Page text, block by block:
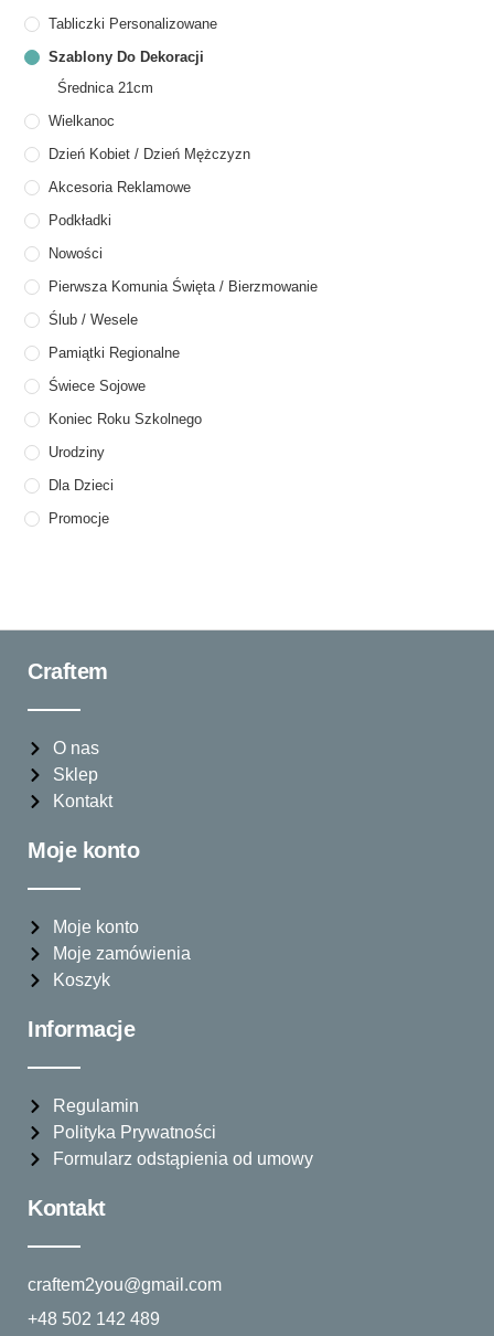
Tabliczki Personalizowane
Szablony Do Dekoracji
Średnica 21cm
Wielkanoc
Dzień Kobiet / Dzień Mężczyzn
Akcesoria Reklamowe
Podkładki
Nowości
Pierwsza Komunia Święta / Bierzmowanie
Ślub / Wesele
Pamiątki Regionalne
Świece Sojowe
Koniec Roku Szkolnego
Urodziny
Dla Dzieci
Promocje
Craftem
O nas
Sklep
Kontakt
Moje konto
Moje konto
Moje zamówienia
Koszyk
Informacje
Regulamin
Polityka Prywatności
Formularz odstąpienia od umowy
Kontakt
craftem2you@gmail.com
+48 502 142 489